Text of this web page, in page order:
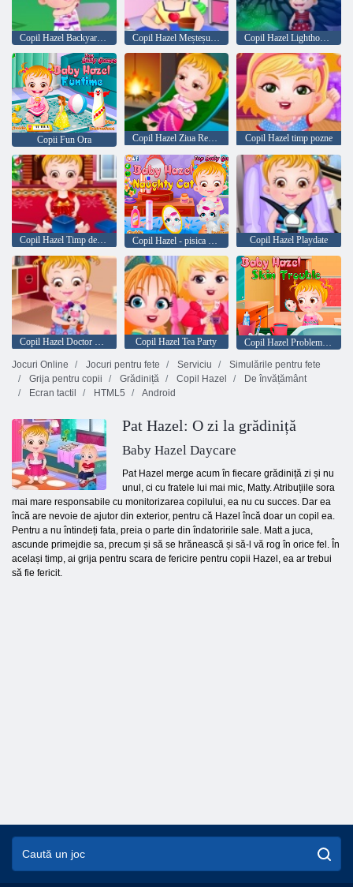
Copil Hazel Backyard Party Copil Hazel Meșteșug Timp Copil Hazel Lighthouse Adventure
Copii Fun Ora Copil Hazel Ziua Recunoștinței Copil Hazel timp pozne
Copil Hazel Timp de Crăciun Copil Hazel - pisica obraznic Copil Hazel Playdate
Copil Hazel Doctor Redare Copil Hazel Tea Party
Copil Hazel Probleme de piele
Jocuri Online
Jocuri pentru fete Serviciu
Simulările pentru fete
Grija pentru copii
Grădiniță Copil Hazel
De învățământ
Ecran tactil
HTML5 Android
Pat Hazel: O zi la grădiniță
Baby Hazel Daycare
Pat Hazel merge acum în fiecare grădiniță zi și nu
unul, ci cu fratele lui mai mic, Matty. Atribuțiile sora
mai mare responsabile cu monitorizarea copilului, ea nu cu succes. Dar ea
încă are nevoie de ajutor din exterior, pentru că Hazel încă doar un copil ea.
Pentru a nu întindeți fata, preia o parte din îndatoririle sale. Matt a juca,
ascunde primejdie sa, precum și să se hrănească și să-l vă rog în orice fel. În
același timp, ai grija pentru scara de fericire pentru copii Hazel, ea ar trebui
să fie fericit.